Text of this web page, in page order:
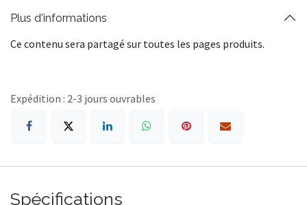
Plus d'informations
Ce contenu sera partagé sur toutes les pages produits.
Expédition : 2-3 jours ouvrables
Spécifications